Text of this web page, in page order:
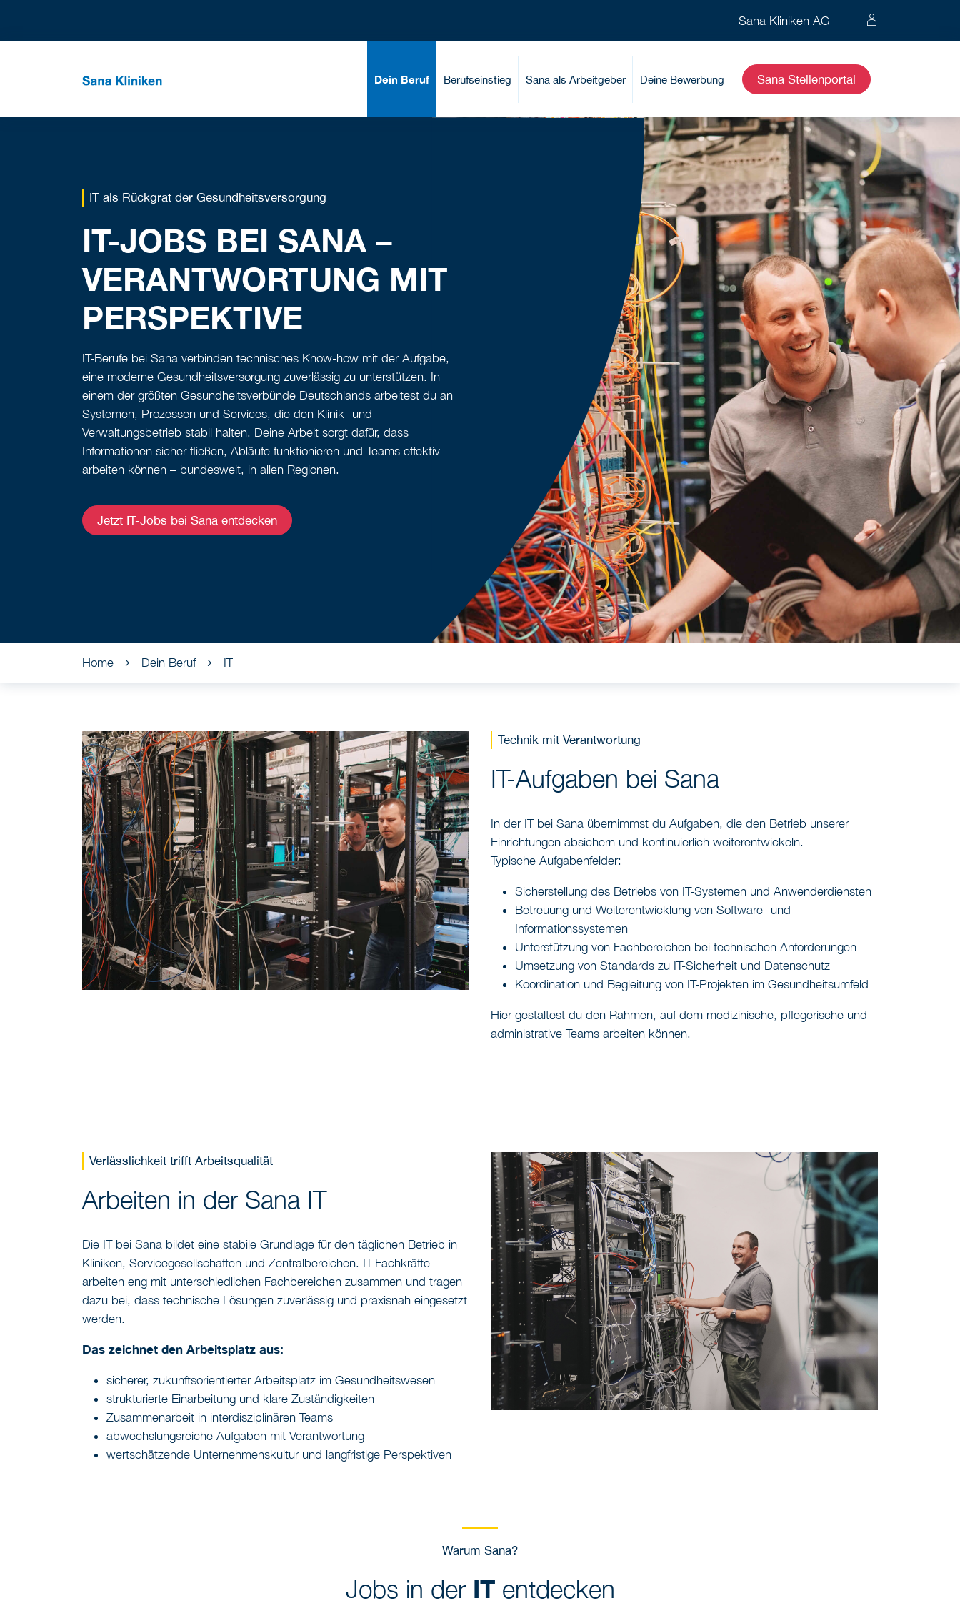
Sana Kliniken AG
Dein Beruf Berufseinstieg Sana als Arbeitgeber Deine Bewerbung Sana Stellenportal
IT als Rückgrat der Gesundheitsversorgung
IT-JOBS BEI SANA –
VERANTWORTUNG MIT
PERSPEKTIVE
IT-Berufe bei Sana verbinden technisches Know-how mit der Aufgabe,
eine moderne Gesundheitsversorgung zuverlässig zu unterstützen. In
einem der größten Gesundheitsverbünde Deutschlands arbeitest du an
Systemen, Prozessen und Services, die den Klinik- und
Verwaltungsbetrieb stabil halten. Deine Arbeit sorgt dafür, dass
Informationen sicher fließen, Abläufe funktionieren und Teams effektiv
arbeiten können – bundesweit, in allen Regionen.
Jetzt IT-Jobs bei Sana entdecken
Home Dein Beruf IT
Technik mit Verantwortung
IT-Aufgaben bei Sana
In der IT bei Sana übernimmst du Aufgaben, die den Betrieb unserer
Einrichtungen absichern und kontinuierlich weiterentwickeln.
Typische Aufgabenfelder:
Sicherstellung des Betriebs von IT-Systemen und Anwenderdiensten
Betreuung und Weiterentwicklung von Software- und
Informationssystemen
Unterstützung von Fachbereichen bei technischen Anforderungen
Umsetzung von Standards zu IT-Sicherheit und Datenschutz
Koordination und Begleitung von IT-Projekten im Gesundheitsumfeld
Hier gestaltest du den Rahmen, auf dem medizinische, pflegerische und
administrative Teams arbeiten können.
Verlässlichkeit trifft Arbeitsqualität
Arbeiten in der Sana IT
Die IT bei Sana bildet eine stabile Grundlage für den täglichen Betrieb in
Kliniken, Servicegesellschaften und Zentralbereichen. IT-Fachkräfte
arbeiten eng mit unterschiedlichen Fachbereichen zusammen und tragen
dazu bei, dass technische Lösungen zuverlässig und praxisnah eingesetzt
werden.
Das zeichnet den Arbeitsplatz aus:
sicherer, zukunftsorientierter Arbeitsplatz im Gesundheitswesen
strukturierte Einarbeitung und klare Zuständigkeiten
Zusammenarbeit in interdisziplinären Teams
abwechslungsreiche Aufgaben mit Verantwortung
wertschätzende Unternehmenskultur und langfristige Perspektiven
Warum Sana?
Jobs in der ITentdecken